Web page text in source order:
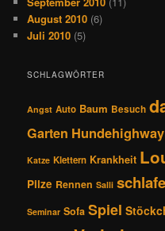
August 2010 (6)
Juli 2010 (5)
SCHLAGWÖRTER
Angst Auto Baum Besuch
Garten Hundehighway
Katze Klettern Krankheit
Pilze Rennen Salli
Seminar Sofa Spiel